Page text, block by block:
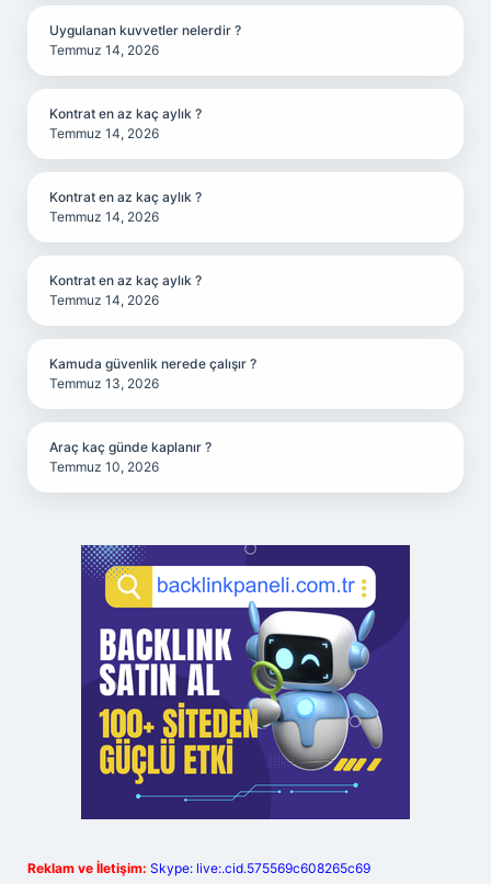
Uygulanan kuvvetler nelerdir ?
Temmuz 14, 2026
Kontrat en az kaç aylık ?
Temmuz 14, 2026
Kontrat en az kaç aylık ?
Temmuz 14, 2026
Kontrat en az kaç aylık ?
Temmuz 14, 2026
Kamuda güvenlik nerede çalışır ?
Temmuz 13, 2026
Araç kaç günde kaplanır ?
Temmuz 10, 2026
Reklam ve İletişim: Skype: live:.cid.575569c608265c69